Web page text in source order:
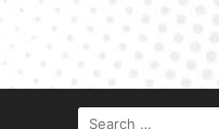
SEARCH